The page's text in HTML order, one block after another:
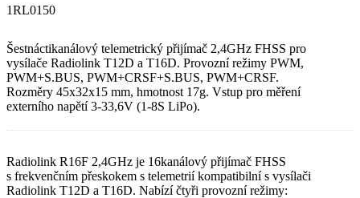
1RL0150
Šestnáctikanálový telemetrický přijímač 2,4GHz FHSS pro
vysílače Radiolink T12D a T16D. Provozní režimy PWM,
PWM+S.BUS, PWM+CRSF+S.BUS, PWM+CRSF.
Rozměry 45x32x15 mm, hmotnost 17g. Vstup pro měření
externího napětí 3-33,6V (1-8S LiPo).
Radiolink R16F 2,4GHz je 16kanálový přijímač FHSS
s frekvenčním přeskokem s telemetrií kompatibilní s vysílači
Radiolink T12D a T16D. Nabízí čtyři provozní režimy: